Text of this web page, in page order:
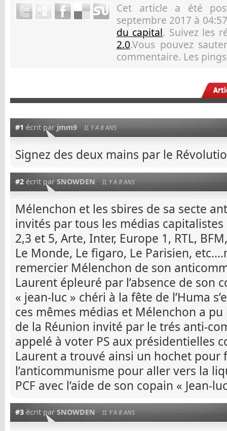
Cet article a été
septembre 2017 à
du capital. Suivez les
2.0.Vous pouvez
commentaire. Les
#1 écrit par jmm9 IL Y A 8 ANS
Signez des deux mains par le
#2 écrit par SNOWDEN IL Y A 8 ANS
Mélenchon et les sbires de sa secte
invités par tous les médias capitalistes
2,3 et 5, Arte, Inter, Europe 1, RTL,
Le Monde, Le figaro, Le Parisien,
remercier Mélenchon de son
Laurent épleuré par l’absence de son
« jean-luc » chéri à la fête de l’Huma
ces mêmes médias et Mélenchon a
de la Réunion invité par le trés anti-
appelé à voter PS aux présidentielles
Laurent a trouvé ainsi un hochet pour
l’anticommunisme pour aller vers la
PCF avec l’aide de son copain « Jean-
#3 écrit par SNOWDEN IL Y A 8 ANS